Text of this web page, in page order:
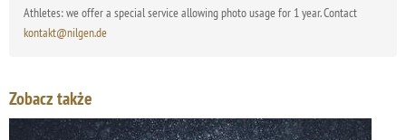
Athletes: we offer a special service allowing photo usage for 1 year. Contact
kontakt@nilgen.de
Zobacz także